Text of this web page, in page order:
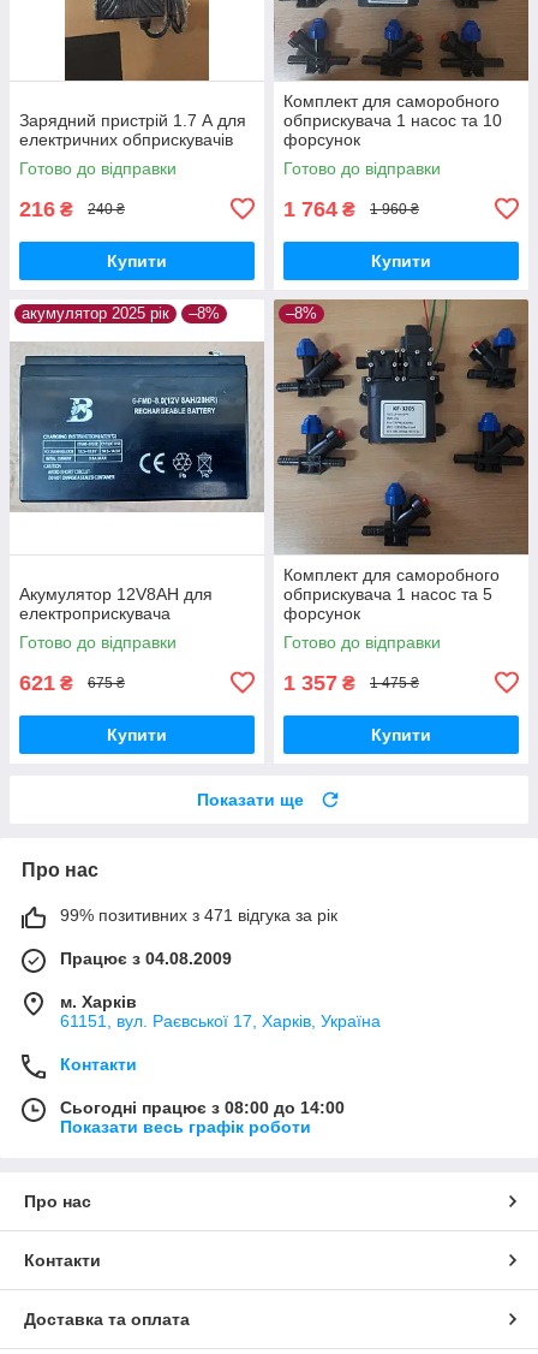
Зарядний пристрій 1.7 А для
електричних обприскувачів
Готово до відправки
216 ₴ 240 ₴
Купити
Комплект для саморобного
обприскувача 1 насос та 10
форсунок
Готово до відправки
1 764 ₴ 1 960 ₴
Купити
акумулятор 2025 рік –8%
Акумулятор 12V8AH для
електроприскувача
Готово до відправки
621 ₴ 675 ₴
Купити
–8%
Комплект для саморобного
обприскувача 1 насос та 5
форсунок
Готово до відправки
1 357 ₴ 1 475 ₴
Купити
Показати ще
Про нас
99% позитивних з 471 відгука за рік
Працює з 04.08.2009
м. Харків
61151, вул. Раєвської 17, Харків, Україна
Контакти
Сьогодні працює з 08:00 до 14:00
Показати весь графік роботи
Про нас
Контакти
Доставка та оплата